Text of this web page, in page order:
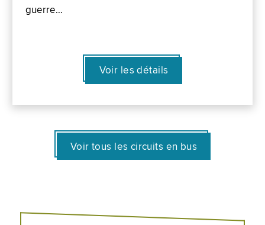
guerre…
Voir les détails
Voir tous les circuits en bus